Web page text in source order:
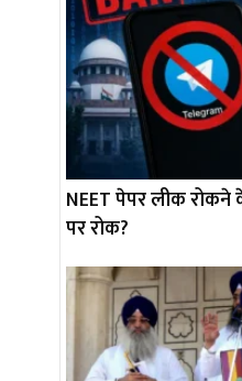
NEET पेपर लीक रोकने
पर रोक?